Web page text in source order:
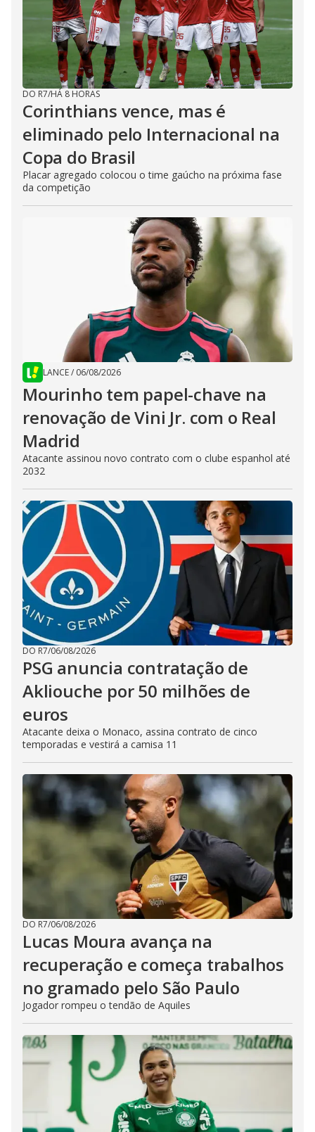
DO R7/HÁ 8 HORAS
Corinthians vence, mas é
eliminado pelo Internacional na
Copa do Brasil
Placar agregado colocou o time gaúcho na próxima fase
da competição
LANCE/ 06/08/2026
Mourinho tem papel-chave na
renovação de Vini Jr. com o Real
Madrid
Atacante assinou novo contrato com o clube espanhol até
2032
DO R7/06/08/2026
PSG anuncia contratação de
Akliouche por 50 milhões de
euros
Atacante deixa o Monaco, assina contrato de cinco
temporadas e vestirá a camisa 11
DO R7/06/08/2026
Lucas Moura avança na
recuperação e começa trabalhos
no gramado pelo São Paulo
Jogador rompeu o tendão de Aquiles